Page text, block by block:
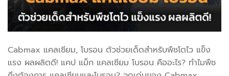
Cabmax แคลเซียม, โบรอน ตัวช่วยเด็ดสำหรับพืชโตไว แข็ง
แรง ผลผลิตดี! แคป แม็ก แคลเซียม โบรอน คืออะไร? ทำไมพืช